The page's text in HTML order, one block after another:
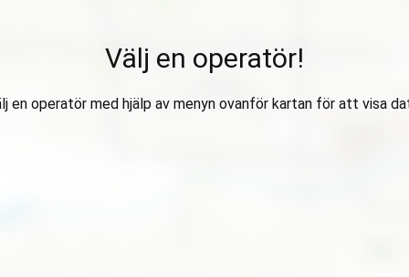
Välj en operatör!
en operatör med hjälp av menyn ovanför kartan för att visa